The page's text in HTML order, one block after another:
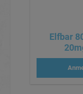
Elfbar